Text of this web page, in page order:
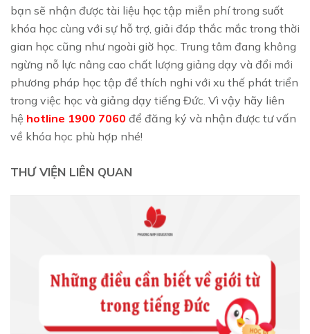
bạn sẽ nhận được tài liệu học tập miễn phí trong suốt
khóa học cùng với sự hỗ trợ, giải đáp thắc mắc trong thời
gian học cũng như ngoài giờ học. Trung tâm đang không
ngừng nỗ lực nâng cao chất lượng giảng dạy và đổi mới
phương pháp học tập để thích nghi với xu thế phát triển
trong việc học và giảng dạy tiếng Đức. Vì vậy hãy liên
hệ hotline 1900 7060 để đăng ký và nhận được tư vấn
về khóa học phù hợp nhé!
THƯ VIỆN LIÊN QUAN